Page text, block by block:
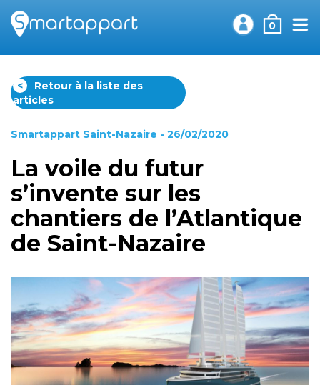
0
<
Retour à la liste des
articles
Smartappart Saint-Nazaire - 26/02/2020
La voile du futur
s’invente sur les
chantiers de l’Atlantique
de Saint-Nazaire